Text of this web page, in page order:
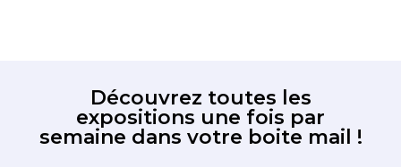
Découvrez toutes les
expositions une fois par
semaine dans votre boite mail !